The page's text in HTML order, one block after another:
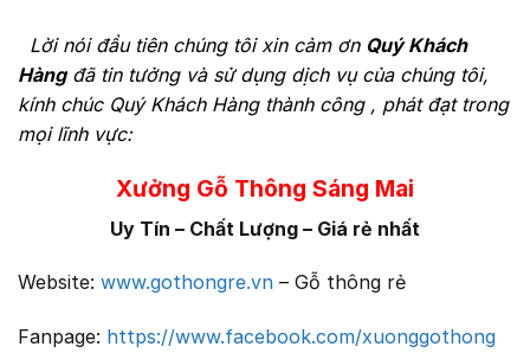
Lời nói đầu tiên chúng tôi xin cảm ơn Quý Khách
Hàngđã tin tưởng và sử dụng dịch vụ của chúng tôi,
kính chúc Quý Khách Hàng thành công , phát đạt trong
mọi lĩnh vực:
Xưởng Gỗ Thông Sáng Mai
Uy Tín – Chất Lượng – Giá rẻ nhất
Website: www.gothongre.vn – Gỗ thông rẻ
Fanpage: https://www.facebook.com/xuonggothong